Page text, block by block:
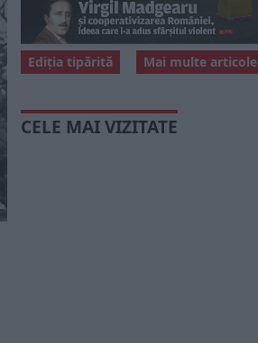
Mai multe articole
Ediția tipărită
CELE MAI VIZITATE